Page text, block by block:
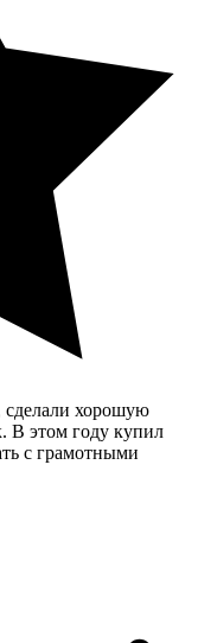
сделали хорошую
В этом году купил
с грамотными